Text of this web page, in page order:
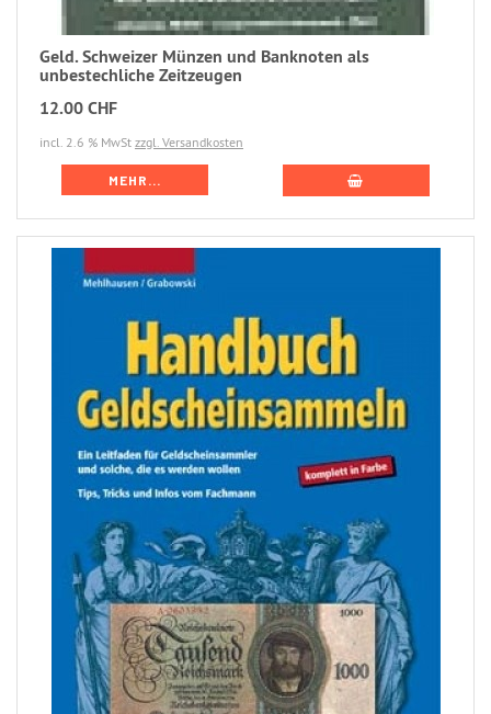
Geld. Schweizer Münzen und Banknoten als
unbestechliche Zeitzeugen
12.00 CHF
incl. 2.6 % MwSt zzgl. Versandkosten
MEHR...